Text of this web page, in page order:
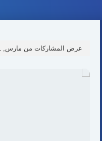
عرض المشاركات من مارس, 2021